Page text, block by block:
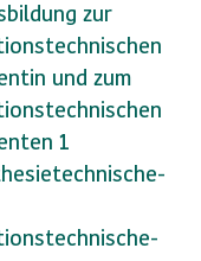
zur
und zum
1